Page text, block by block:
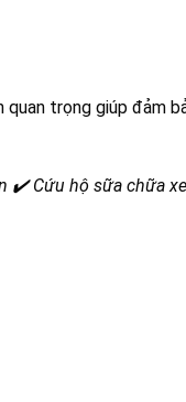
quan trọng giúp đảm
✔️ Cứu hộ sữa chữa